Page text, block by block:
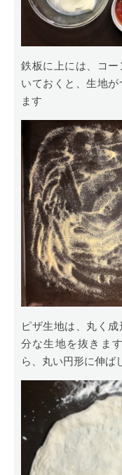
鉄板に上には、コ
いておくと、生地
ます
ピザ生地は、丸く
分な生地を抜きま
ら、丸い円形に伸ば